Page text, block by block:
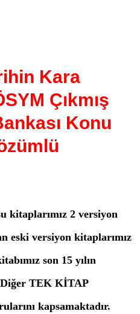
Kara
Çıkmış
Konu
kitaplarımız 2 versiyon
eski versiyon kitaplarımız
son 15 yılın
Diğer TEK KİTAP
kapsamaktadır.